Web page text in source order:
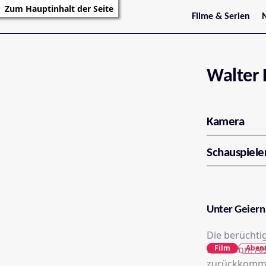
Zum Hauptinhalt der Seite
Filme & Serien
Trailer
Serienarchiv
Walter
Kamera
Unter Geiern
Die
Baumann.
Film